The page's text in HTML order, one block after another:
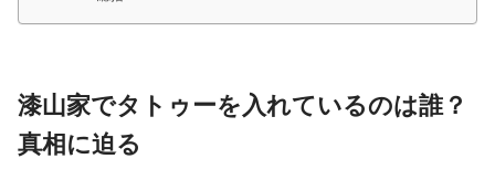
漆山家でタトゥーを入れているのは誰？
真相に迫る